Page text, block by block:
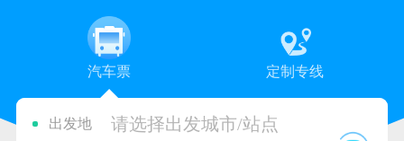
汽车票 定制专线
出发地 请选择出发城市/站点